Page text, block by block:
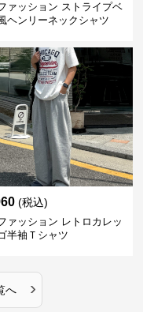
ァッション ストライプベ
ヘンリーネックシャツ
(税込)
ァッション レトロカレッ
半袖Ｔシャツ
へ ›